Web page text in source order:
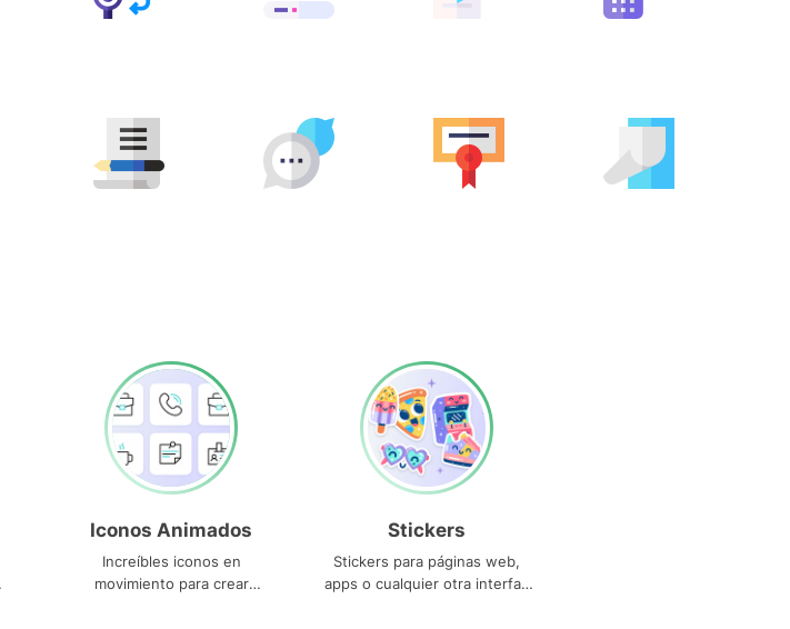
Iconos Animados
Increíbles iconos en
movimiento para crear
Stickers
Stickers para páginas web,
apps o cualquier otra interfaz